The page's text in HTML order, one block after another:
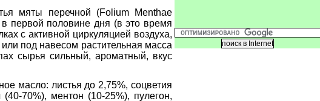
мяты перечной (Folium Menthae
первой половине дня (в это время
с активной циркуляцией воздуха,
под навесом растительная масса
сырья сильный, ароматный, вкус
масло: листья до 2,75%, соцветия
70%), ментон (10-25%), пулегон,